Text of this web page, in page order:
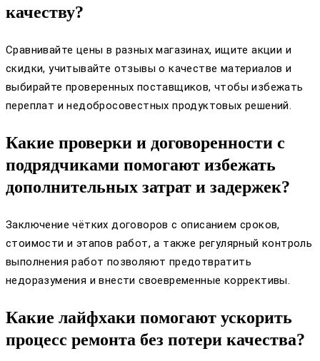
качеству?
Сравнивайте цены в разных магазинах, ищите акции и
скидки, учитывайте отзывы о качестве материалов и
выбирайте проверенных поставщиков, чтобы избежать
переплат и недобросовестных продуктовых решений.
Какие проверки и договоренности с
подрядчиками помогают избежать
дополнительных затрат и задержек?
Заключение чётких договоров с описанием сроков,
стоимости и этапов работ, а также регулярный контроль
выполнения работ позволяют предотвратить
недоразумения и внести своевременные коррективы.
Какие лайфхаки помогают ускорить
процесс ремонта без потери качества?